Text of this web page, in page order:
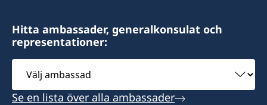
Öppettider:
måndag-fredag kl. 09.00-12.00, 14.00-15.30
Honorärkonsul
Hitta ambassader, generalkonsulat och
representationer:
Välj
ambassad
Se en lista över alla ambassader